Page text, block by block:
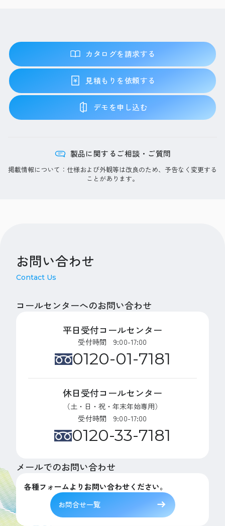
カタログを請求する
見積もりを依頼する
デモを申し込む
製品に関するご相談・ご質問
掲載情報について：仕様および外観等は改良のため、予告なく変更する
ことがあります。
お問い合わせ
Contact Us
コールセンターへのお問い合わせ
平日受付コールセンター
受付時間 9:00-17:00
0120-01-7181
休日受付コールセンター
（土・日・祝・年末年始専用）
受付時間 9:00-17:00
0120-33-7181
メールでのお問い合わせ
各種フォームよりお問い合わせください。
お問合せ一覧